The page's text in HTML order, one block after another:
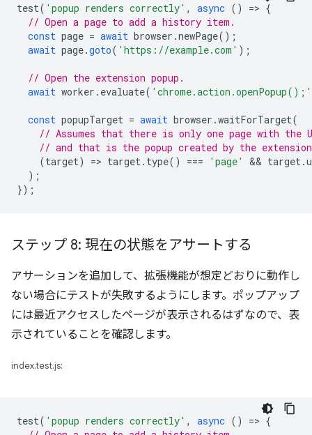
test( 'popup renders correctly' , async () => {
// Open a page to add a history item.
const page = await browser .newPage();
await page.goto( 'https://example.com' );
// Open the extension popup.
await worker . evaluate( 'chrome.action.openPopup();'
const popupTarget = await browser .waitForTarget(
// Assumes that there is only one page with the
// and that is the popup created by the
(target) => target. type() === 'page' && target.
);
});
ステップ 8: 現在の状態をアサートする
アサーションを追加して、拡張機能が想定どおりに動作し
ない場合にテストが失敗するようにします。ポップアップ
には最近アクセスしたページが表示されるはずなので、表
示されていることを確認します。
index.test.js:
test( 'popup renders correctly' , async () => {